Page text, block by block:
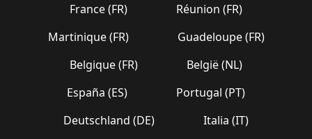
France (FR)
Réunion (FR)
Martinique (FR)
Guadeloupe (FR)
Belgique (FR)
België (NL)
España (ES)
Portugal (PT)
Deutschland (DE)
Italia (IT)